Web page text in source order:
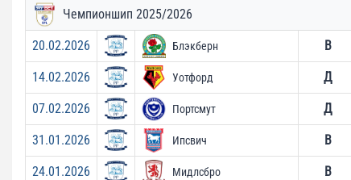
Чемпионшип 2025/2026
20.02.2026 Блэкберн В
14.02.2026 Уотфорд Д
07.02.2026 Портсмут Д
31.01.2026 Ипсвич В
24.01.2026 Мидлсбро В